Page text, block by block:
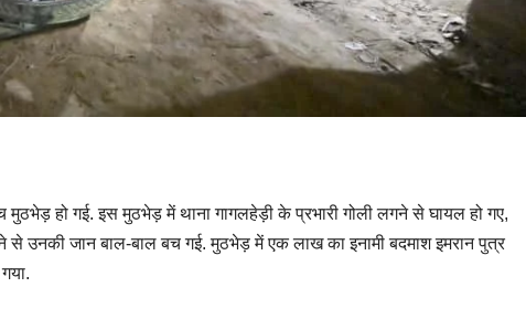
हो गई. इस मुठभेड़ में थाना गागलहेड़ी के प्रभारी गोली लगने से घायल हो गए,
उनकी जान बाल-बाल बच गई. मुठभेड़ में एक लाख का इनामी बदमाश इमरान पुत्र